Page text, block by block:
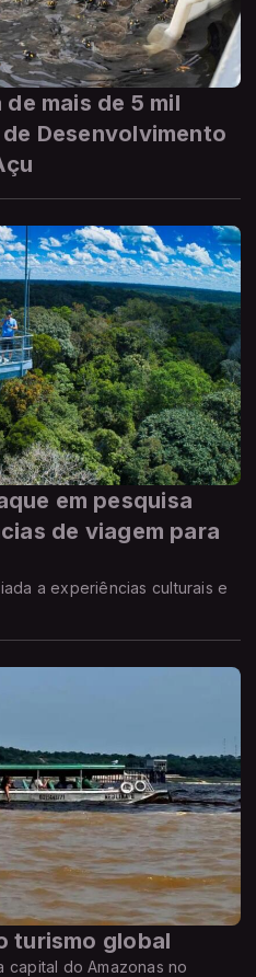
mais de 5 mil
Desenvolvimento
em pesquisa
de viagem para
a experiências culturais e
turismo global
capital do Amazonas no